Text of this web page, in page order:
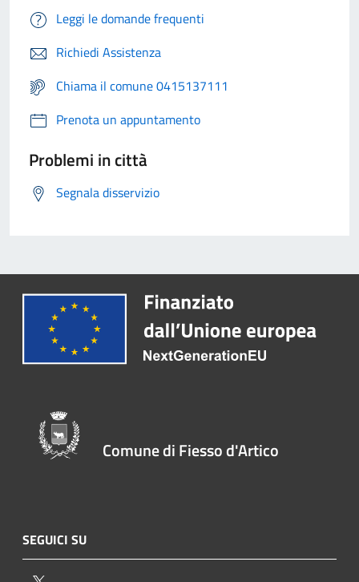
Leggi le domande frequenti
Richiedi Assistenza
Chiama il comune 0415137111
Prenota un appuntamento
Problemi in città
Segnala disservizio
Comune di Fiesso d'Artico
SEGUICI SU